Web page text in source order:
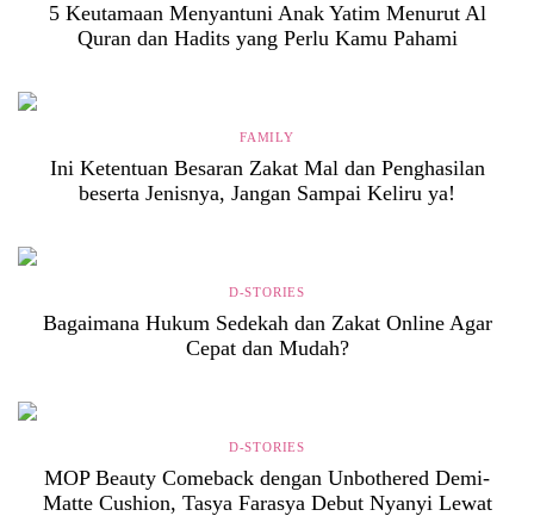
5 Keutamaan Menyantuni Anak Yatim Menurut Al
Quran dan Hadits yang Perlu Kamu Pahami
FAMILY
Ini Ketentuan Besaran Zakat Mal dan Penghasilan
beserta Jenisnya, Jangan Sampai Keliru ya!
D-STORIES
Bagaimana Hukum Sedekah dan Zakat Online Agar
Cepat dan Mudah?
D-STORIES
MOP Beauty Comeback dengan Unbothered Demi-
Matte Cushion, Tasya Farasya Debut Nyanyi Lewat